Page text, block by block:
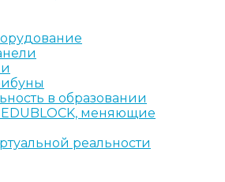
в образовании
меняющие
реальности